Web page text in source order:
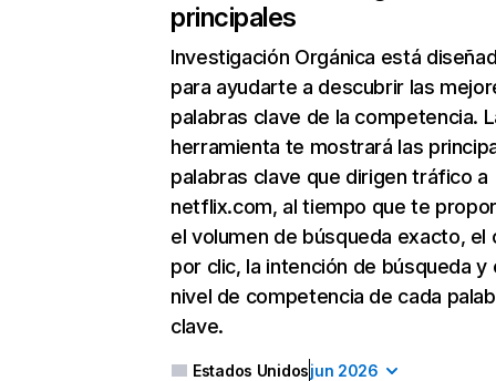
principales
Investigación Orgánica está
para ayudarte a descubrir las
palabras clave de la competencia.
herramienta te mostrará las
palabras clave que dirigen tráfico a
netflix.com, al tiempo que te
el volumen de búsqueda exacto, el
por clic, la intención de búsqueda y
nivel de competencia de cada
clave.
Estados Unidosjun 2026